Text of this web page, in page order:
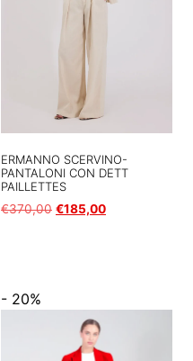
ERMANNO SCERVINO-
PANTALONI CON DETT
PAILLETTES
€370,00 €185,00
- 20%